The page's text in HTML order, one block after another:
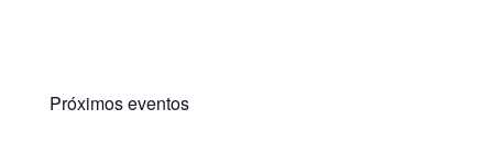
Próximos eventos